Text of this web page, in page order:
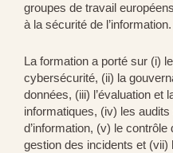
groupes de travail
à la sécurité de l’information.
La formation a porté sur (i)
cybersécurité, (ii) la
données, (iii) l’évaluation et
informatiques, (iv) les
d’information, (v) le
gestion des incidents et